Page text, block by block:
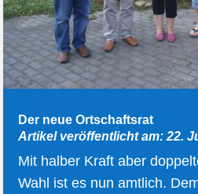
Der neue Ortschaftsrat
Artikel veröffentlicht am: 22.
Mit halber Kraft aber
Wahl ist es nun amtlich.